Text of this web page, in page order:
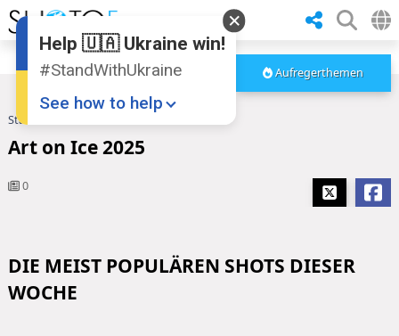
Aufregerthemen
Startseite
Art on Ice 2025
0
DIE MEIST POPULÄREN SHOTS DIESER
WOCHE
Help 🇺🇦 Ukraine win!
#StandWithUkraine
See how to help
Donate
💸
Support Ukraine